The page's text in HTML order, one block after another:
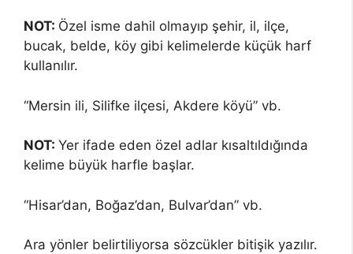
NOT: Özel isme dahil olmayıp şehir, il, ilçe,
bucak, belde, köy gibi kelimelerde küçük harf
kullanılır.
“Mersin ili, Silifke ilçesi, Akdere köyü” vb.
NOT: Yer ifade eden özel adlar kısaltıldığında
kelime büyük harfle başlar.
“Hisar’dan, Boğaz’dan, Bulvar’dan” vb.
Ara yönler belirtiliyorsa sözcükler bitişik yazılır.